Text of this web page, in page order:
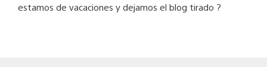
estamos de vacaciones y dejamos el blog tirado ?